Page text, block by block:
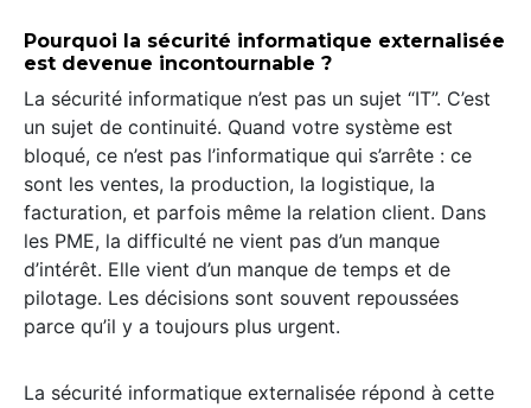
Pourquoi la sécurité informatique externalisée
est devenue incontournable ?
La sécurité informatique n’est pas un sujet “IT”. C’est
un sujet de continuité. Quand votre système est
bloqué, ce n’est pas l’informatique qui s’arrête : ce
sont les ventes, la production, la logistique, la
facturation, et parfois même la relation client. Dans
les PME, la difficulté ne vient pas d’un manque
d’intérêt. Elle vient d’un manque de temps et de
pilotage. Les décisions sont souvent repoussées
parce qu’il y a toujours plus urgent.
La sécurité informatique externalisée répond à cette